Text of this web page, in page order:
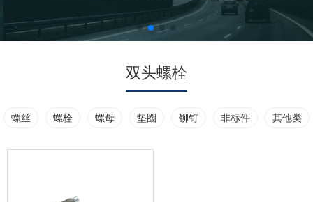
双头螺栓
螺丝 螺栓 螺母 垫圈 铆钉 非标件 其他类